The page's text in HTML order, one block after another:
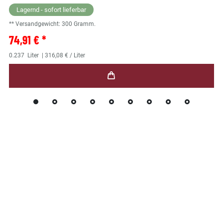
Lagernd - sofort lieferbar
** Versandgewicht: 300 Gramm.
74,91 € *
0.237 Liter | 316,08 € / Liter